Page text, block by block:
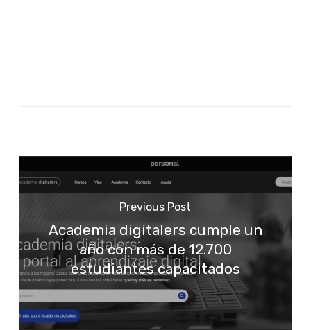
Previous Post
Academia digitalers cumple un
año con más de 12.700
estudiantes capacitados